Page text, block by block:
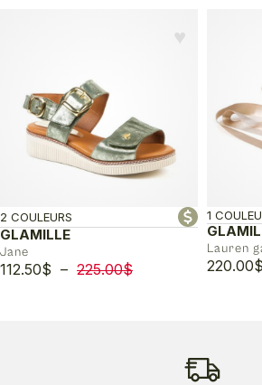
♥︎
GLAMILLE
Jane
2 COULEURS
112.50$ – 225.00$Plage
225.00$
Lauren
1
220.00$